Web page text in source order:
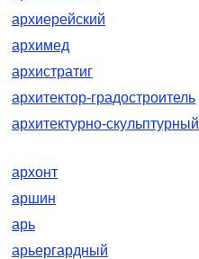
архиерейский
архимед
архистратиг
архитектор-градостроитель
архитектурно-скульптурный
архонт
аршин
арь
арьергардный